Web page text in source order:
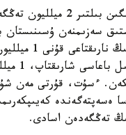
ەركوشا ەسىمدى تۇلىگىن
سەزىمنەن ۇسىنىستان
ول كەزدە ءبىر
ءسۇت، قۇرتى مەن
ەسەپتەگەندە